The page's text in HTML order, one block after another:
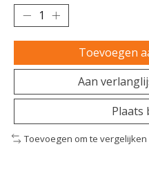
Toevoegen
Aan
Plaats
Toevoegen om te vergelijken